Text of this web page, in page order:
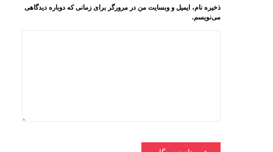
ذخیره نام، ایمیل و وبسایت من در مرورگر برای زمانی که دوباره دیدگاهی
می‌نویسم.